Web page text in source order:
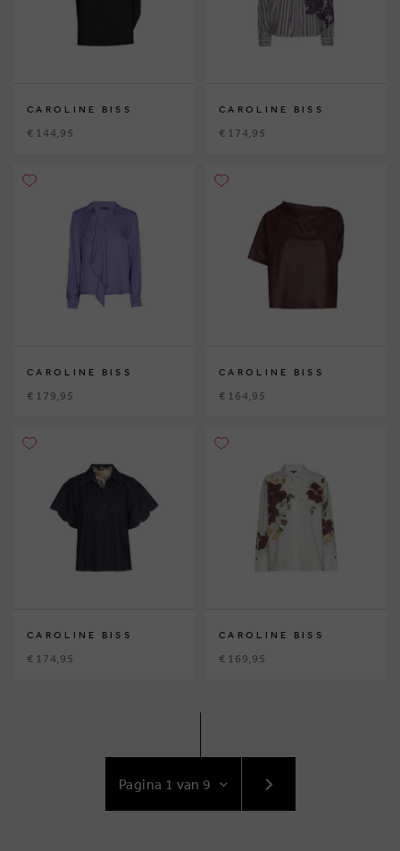
CAROLINE BISS
€ 144,95
CAROLINE BISS
€ 174,95
CAROLINE BISS
€ 179,95
CAROLINE BISS
€ 164,95
CAROLINE BISS
€ 174,95
CAROLINE BISS
€ 169,95
NAAR
VOLGENDE